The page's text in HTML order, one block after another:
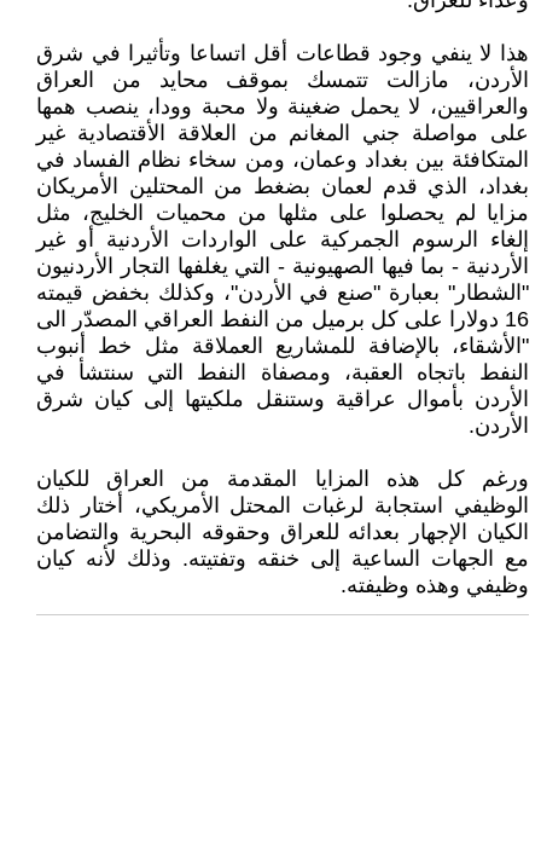
هذا لا ينفي وجود قطاعات أقل اتساعا وتأثيرا في شرق
الأردن، مازالت تتمسك بموقف محايد من العراق
والعراقيين، لا يحمل ضغينة ولا محبة وودا، ينصب همها
على مواصلة جني المغانم من العلاقة الأقتصادية غير
المتكافئة بين بغداد وعمان، ومن سخاء نظام الفساد في
بغداد، الذي قدم لعمان بضغط من المحتلين الأمريكان
مزايا لم يحصلوا على مثلها من محميات الخليج، مثل
إلغاء الرسوم الجمركية على الواردات الأردنية أو غير
الأردنية - بما فيها الصهيونية - التي يغلفها التجار الأردنيون
"الشطار" بعبارة "صنع في الأردن"، وكذلك بخفض قيمته
16 دولارا على كل برميل من النفط العراقي المصدّر الى
"الأشقاء، بالإضافة للمشاريع العملاقة مثل خط أنبوب
النفط باتجاه العقبة، ومصفاة النفط التي سنتشأ في
الأردن بأموال عراقية وستنقل ملكيتها إلى كيان شرق
الأردن.
ورغم كل هذه المزايا المقدمة من العراق للكيان
الوظيفي استجابة لرغبات المحتل الأمريكي، أختار ذلك
الكيان الإجهار بعدائه للعراق وحقوقه البحرية والتضامن
مع الجهات الساعية إلى خنقه وتفتيته. وذلك لأنه كيان
وظيفي وهذه وظيفته.